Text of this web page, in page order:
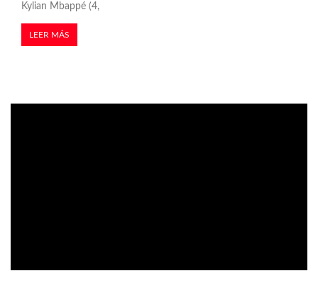
Kylian Mbappé (4,
LEER MÁS